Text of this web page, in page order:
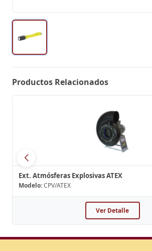
Productos Relacionados
Ext. Atmósferas Explosivas ATEX
Modelo:CPV/ATEX
Ver Detalle